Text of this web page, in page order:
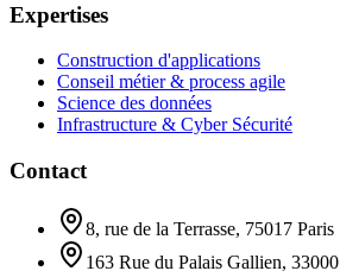
Expertises
Construction d'applications
Conseil métier & process agile
Science des données
Infrastructure & Cyber Sécurité
Contact
8, rue de la Terrasse, 75017 Paris
163 Rue du Palais Gallien, 33000